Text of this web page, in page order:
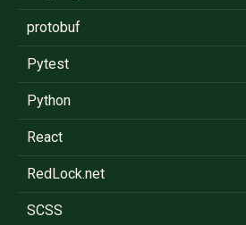
protobuf
Pytest
Python
React
RedLock.net
SCSS